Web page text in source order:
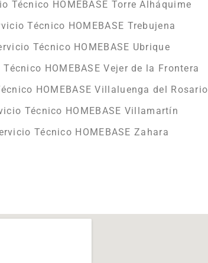
Técnico HOMEBASE Torre Alháquime
Técnico HOMEBASE Trebujena
Técnico HOMEBASE Ubrique
HOMEBASE Vejer de la Frontera
HOMEBASE Villaluenga del Rosario
Técnico HOMEBASE Villamartín
Técnico HOMEBASE Zahara